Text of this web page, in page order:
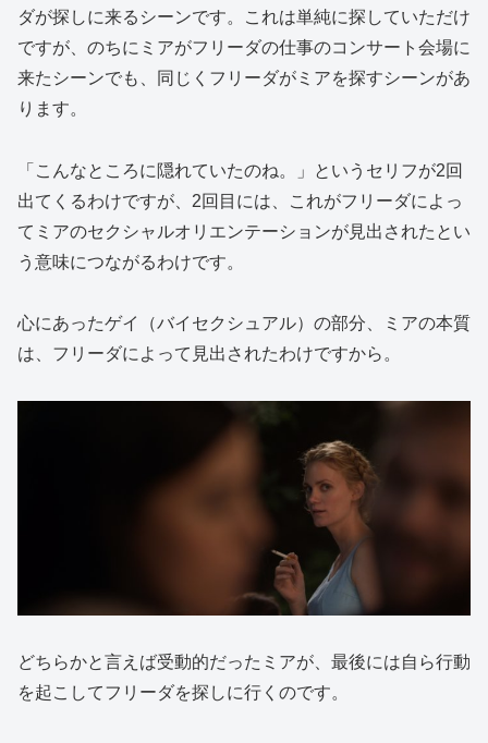
ダが探しに来るシーンです。これは単純に探していただけ
ですが、のちにミアがフリーダの仕事のコンサート会場に
来たシーンでも、同じくフリーダがミアを探すシーンがあ
ります。
「こんなところに隠れていたのね。」というセリフが2回
出てくるわけですが、2回目には、これがフリーダによっ
てミアのセクシャルオリエンテーションが見出されたとい
う意味につながるわけです。
心にあったゲイ（バイセクシュアル）の部分、ミアの本質
は、フリーダによって見出されたわけですから。
どちらかと言えば受動的だったミアが、最後には自ら行動
を起こしてフリーダを探しに行くのです。